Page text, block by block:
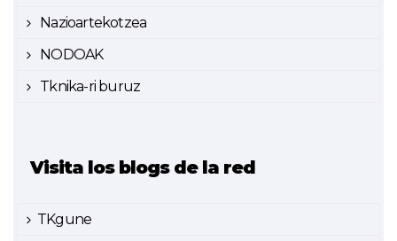
Nazioartekotzea
NODOAK
Tknika-ri buruz
Visita los blogs de la red
TKgune